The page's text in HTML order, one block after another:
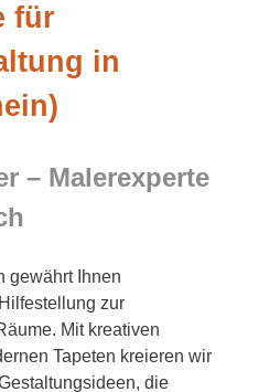
für
in
– Malerexperte
gewährt Ihnen
zur
Mit kreativen
Tapeten kreieren wir
die